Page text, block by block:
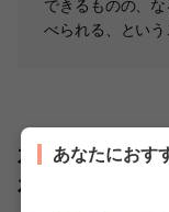
できるものの、
べられる、という
水産卸売商社”
存方法」ぜひ試
あなたにおす